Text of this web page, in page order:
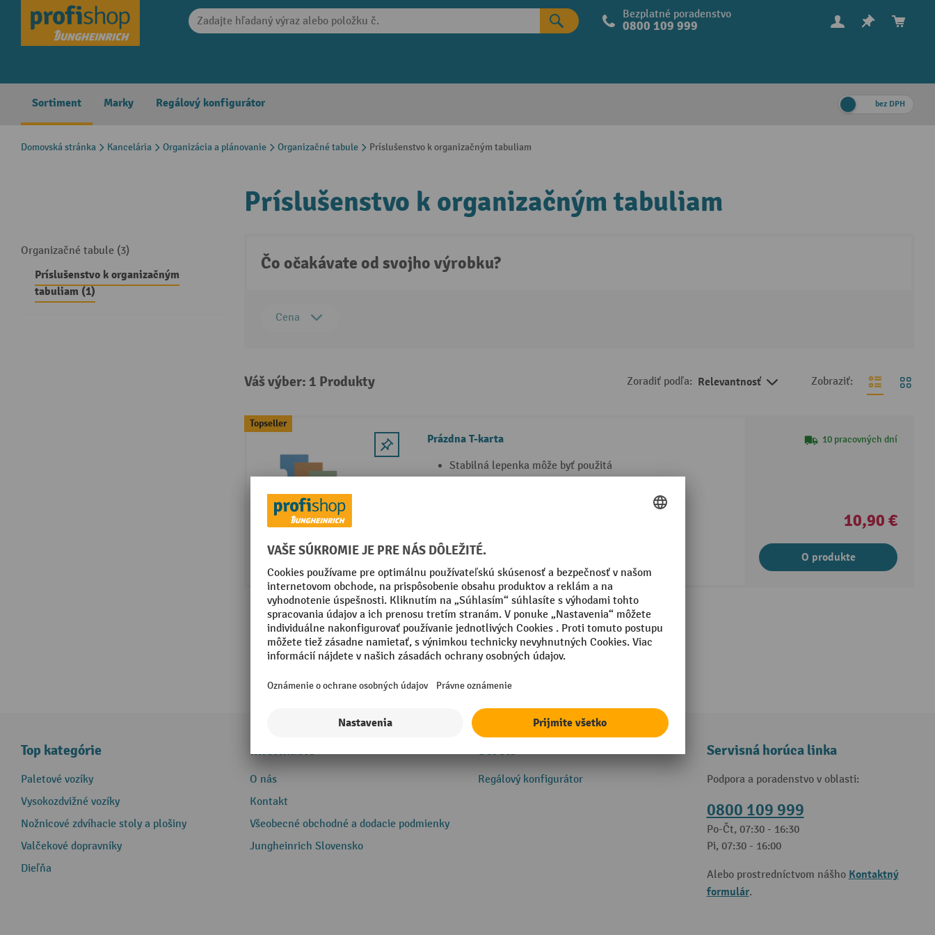
Skip to main navigation Bezplatné poradenstvo
0800 109 999
Sortiment Marky Regálový konfigurátor bez DPH
Domovská stránka Kancelária Organizácia a plánovanie Organizačné tabule Príslušenstvo k organizačným tabuliam
Organizačné tabule (3)
Príslušenstvo k organizačným
tabuliam (1)
Príslušenstvo k organizačným tabuliam
Čo očakávate od svojho výrobku?
Cena
Váš výber: 1 Produkty Zoradiť podľa: Relevantnosť Zobraziť:
Topseller
Prázdna T-karta
Stabilná lepenka môže byť použitá
10 pracovných dní
10,90 €
O produkte
Top kategórie
Paletové vozíky
Vysokozdvižné vozíky
Nožnicové zdvíhacie stoly a plošiny
Valčekové dopravníky
Dieľňa
Informácie
O nás
Kontakt
Všeobecné obchodné a dodacie podmienky
Jungheinrich Slovensko
Servis
Regálový konfigurátor
Servisná horúca linka
Podpora a poradenstvo v oblasti:
0800 109 999
Po-Čt, 07:30 - 16:30
Pi, 07:30 - 16:00
Alebo prostredníctvom nášho Kontaktný
formulár.